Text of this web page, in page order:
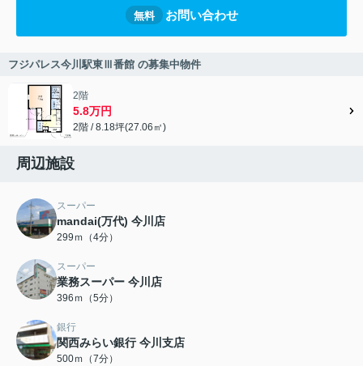
無料 お問い合わせ
フジパレス今川駅東Ⅲ番館 の募集中物件
2階
5.8万円
2階 / 8.18坪(27.06㎡)
周辺施設
スーパー
mandai(万代) 今川店
299ｍ（4分）
スーパー
業務スーパー 今川店
396ｍ（5分）
銀行
関西みらい銀行 今川支店
500ｍ（7分）